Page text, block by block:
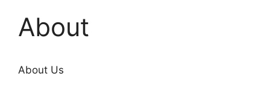
About
About Us